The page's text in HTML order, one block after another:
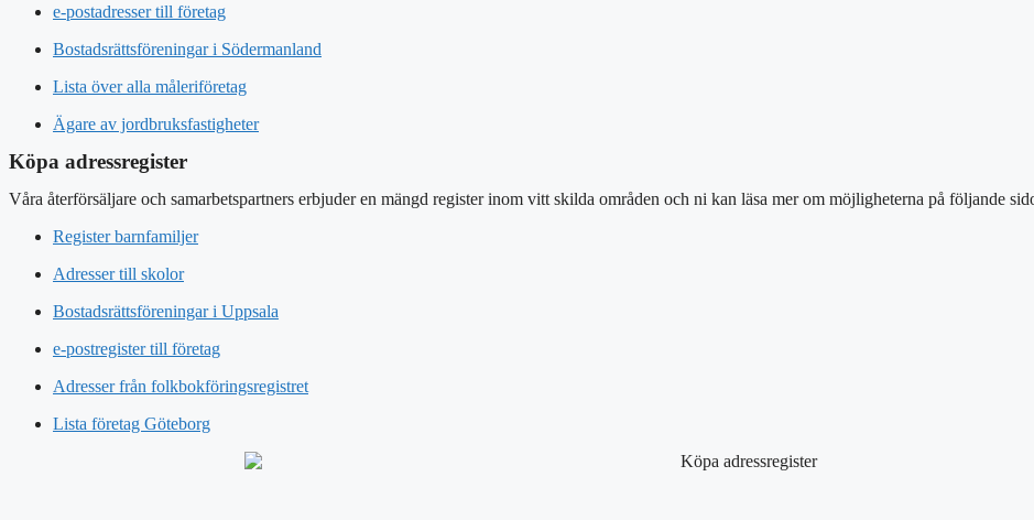
e-postadresser till företag
Bostadsrättsföreningar i Södermanland
Lista över alla måleriföretag
Ägare av jordbruksfastigheter
Köpa adressregister
Våra återförsäljare och samarbetspartners erbjuder en mängd register inom vitt skilda områden och ni kan läsa mer om möjligheterna på följande
Register barnfamiljer
Adresser till skolor
Bostadsrättsföreningar i Uppsala
e-postregister till företag
Adresser från folkbokföringsregistret
Lista företag Göteborg